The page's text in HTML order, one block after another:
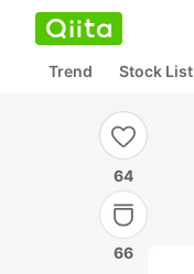
Trend Stock List
64
66